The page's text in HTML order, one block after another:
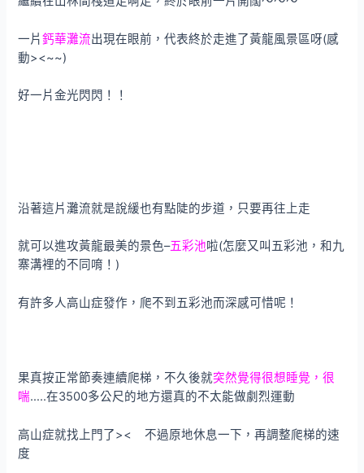
一片鈣華灘流出現在眼前，代表終於走進了黃龍風景區呀(感
動><~~)
好一片金光閃閃！！
沿著這片灘流就是說緩也有點陡的步道，只要再往上走
就可以進攻黃龍最美的景色–五彩池啦(怎麼又叫五彩池，和九
寨溝裡的不同唷！)
有許多人高山症發作，爬不到五彩池而深感可惜呢！
果真按正常節奏連續爬梯，不久後就突然覺得很想睡覺，很
喘…..在3500多公尺的地方還真的不太能做劇烈運動
高山症就找上門了>< 不過原地休息一下，再調整爬梯的速
度